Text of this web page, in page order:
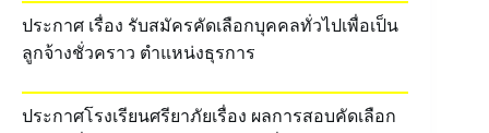
ประกาศ เรื่อง รับสมัครคัดเลือกบุคคลทั่วไปเพื่อเป็น
ลูกจ้างชั่วคราว ตำแหน่งธุรการ
ประกาศโรงเรียนศรียาภัยเรื่อง ผลการสอบคัดเลือก